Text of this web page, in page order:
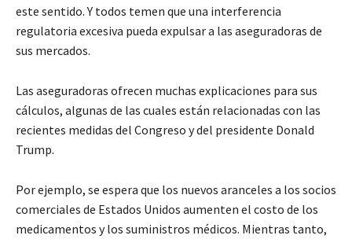
este sentido. Y todos temen que una interferencia
regulatoria excesiva pueda expulsar a las aseguradoras de
sus mercados.
Las aseguradoras ofrecen muchas explicaciones para sus
cálculos, algunas de las cuales están relacionadas con las
recientes medidas del Congreso y del presidente Donald
Trump.
Por ejemplo, se espera que los nuevos aranceles a los socios
comerciales de Estados Unidos aumenten el costo de los
medicamentos y los suministros médicos. Mientras tanto,